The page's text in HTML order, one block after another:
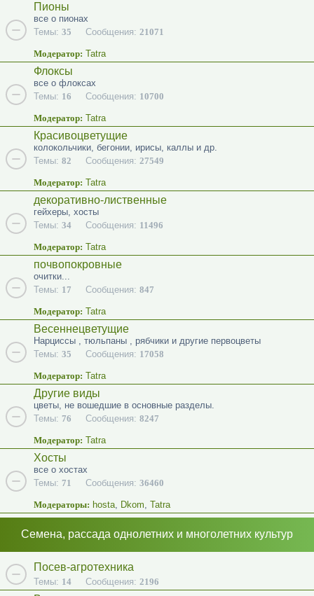
Пионы
все о пионах
Темы: 35 Сообщения: 21071
Модератор: Tatra
Флоксы
все о флоксах
Темы: 16 Сообщения: 10700
Модератор: Tatra
Красивоцветущие
колокольчики, бегонии, ирисы, каллы и др.
Темы: 82 Сообщения: 27549
Модератор: Tatra
декоративно-лиственные
гейхеры, хосты
Темы: 34 Сообщения: 11496
Модератор: Tatra
почвопокровные
очитки...
Темы: 17 Сообщения: 847
Модератор: Tatra
Весеннецветущие
Нарциссы , тюльпаны , рябчики и другие первоцветы
Темы: 35 Сообщения: 17058
Модератор: Tatra
Другие виды
цветы, не вошедшие в основные разделы.
Темы: 76 Сообщения: 8247
Модератор: Tatra
Хосты
все о хостах
Темы: 71 Сообщения: 36460
Модераторы: hosta, Dkom, Tatra
Семена, рассада однолетних и многолетних культур
Посев-агротехника
Темы: 14 Сообщения: 2196